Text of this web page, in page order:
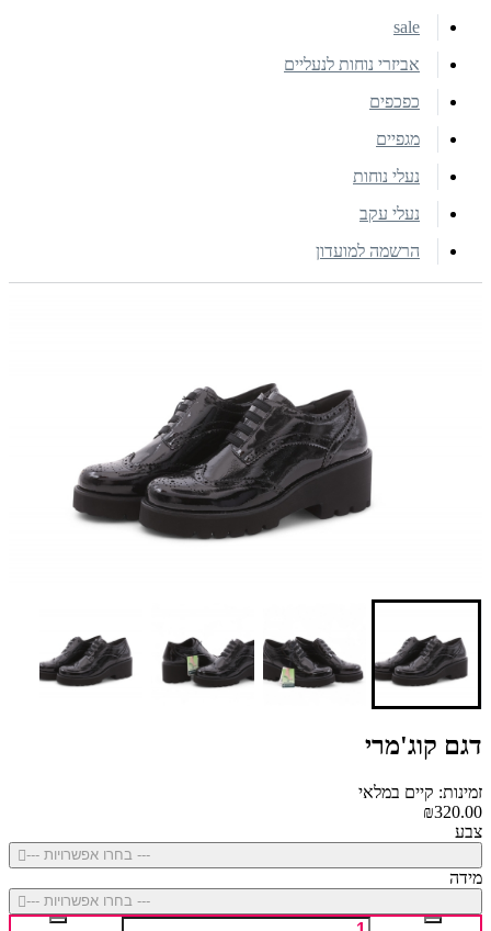
sale
אביזרי נוחות לנעליים
כפכפים
מגפיים
נעלי נוחות
נעלי עקב
הרשמה למועדון
דגם קוג'מרי
זמינות: קיים במלאי
₪320.00
צבע
--- בחרו אפשרויות ---
מידה
--- בחרו אפשרויות ---